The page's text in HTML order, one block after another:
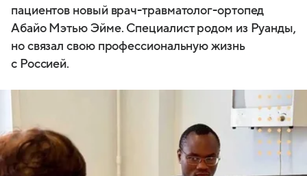
пациентов новый врач-травматолог-ортопед
Абайо Мэтью Эйме. Специалист родом из Руанды,
но связал свою профессиональную жизнь
с Россией.